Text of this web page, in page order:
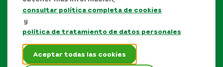
consultar política completa de cookies
y
política de tratamiento de datos personales
Aceptar todas las cookies
Manual de Derechos de Autor y/o autorización de
uso sobre los contenidos
Política de protección de datos personales
Términos y condiciones del sitio